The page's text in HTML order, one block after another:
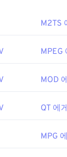
이어는
여러 플
변환 과정에서
파일을 변환
어떻게
파일은
지만, 최신 버전
다. QuickTime
어 플레이어를사
와 ROSE
M2TS
MPEG
MOD
QT 에
MPG